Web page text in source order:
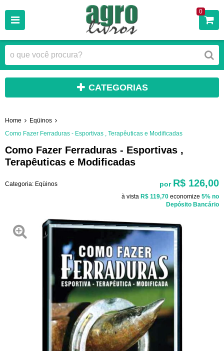
0
CATEGORIAS
Home
Eqüinos
Como Fazer Ferraduras - Esportivas , Terapêuticas e Modificadas
Como Fazer Ferraduras - Esportivas ,
Terapêuticas e Modificadas
Categoria: Eqüinos por R$ 126,00
à vista R$ 119,70 economize 5% no
Depósito Bancário